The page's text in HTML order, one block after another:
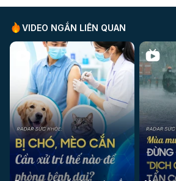
Tầm soát ung thư: Thực hiện
soát định kỳ giúp phát hiện
và có biện pháp điều trị kịp
Kiểm soát các bệnh viêm da:
viêm da mãn tính để giảm
thư.
Tránh các yếu tố nguy cơ:
duy trì cân nặng hợp lý, có chế
mạnh và quan hệ tình dục an
VIDEO NGẮN LIÊN QUAN